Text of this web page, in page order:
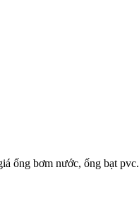
ống bơm nước, ống bạt pvc.